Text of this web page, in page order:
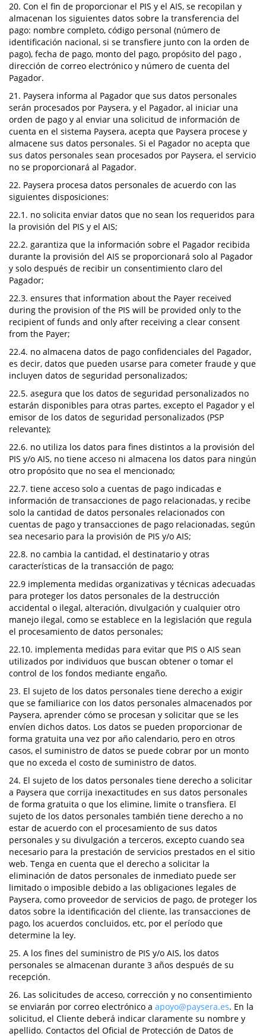
20. Con el fin de proporcionar el PIS y el AIS, se recopilan y
almacenan los siguientes datos sobre la transferencia del
pago: nombre completo, código personal (número de
identificación nacional, si se transfiere junto con la orden de
pago), fecha de pago, monto del pago, propósito del pago ,
dirección de correo electrónico y número de cuenta del
Pagador.
21. Paysera informa al Pagador que sus datos personales
serán procesados por Paysera, y el Pagador, al iniciar una
orden de pago y al enviar una solicitud de información de
cuenta en el sistema Paysera, acepta que Paysera procese y
almacene sus datos personales. Si el Pagador no acepta que
sus datos personales sean procesados por Paysera, el servicio
no se proporcionará al Pagador.
22. Paysera procesa datos personales de acuerdo con las
siguientes disposiciones:
22.1. no solicita enviar datos que no sean los requeridos para
la provisión del PIS y el AIS;
22.2. garantiza que la información sobre el Pagador recibida
durante la provisión del AIS se proporcionará solo al Pagador
y solo después de recibir un consentimiento claro del
Pagador;
22.3. ensures that information about the Payer received
during the provision of the PIS will be provided only to the
recipient of funds and only after receiving a clear consent
from the Payer;
22.4. no almacena datos de pago confidenciales del Pagador,
es decir, datos que pueden usarse para cometer fraude y que
incluyen datos de seguridad personalizados;
22.5. asegura que los datos de seguridad personalizados no
estarán disponibles para otras partes, excepto el Pagador y el
emisor de los datos de seguridad personalizados (PSP
relevante);
22.6. no utiliza los datos para fines distintos a la provisión del
PIS y/o AIS, no tiene acceso ni almacena los datos para ningún
otro propósito que no sea el mencionado;
22.7. tiene acceso solo a cuentas de pago indicadas e
información de transacciones de pago relacionadas, y recibe
solo la cantidad de datos personales relacionados con
cuentas de pago y transacciones de pago relacionadas, según
sea necesario para la provisión de PIS y/o AIS;
22.8. no cambia la cantidad, el destinatario y otras
características de la transacción de pago;
22.9 implementa medidas organizativas y técnicas adecuadas
para proteger los datos personales de la destrucción
accidental o ilegal, alteración, divulgación y cualquier otro
manejo ilegal, como se establece en la legislación que regula
el procesamiento de datos personales;
22.10. implementa medidas para evitar que PIS o AIS sean
utilizados por individuos que buscan obtener o tomar el
control de los fondos mediante engaño.
23. El sujeto de los datos personales tiene derecho a exigir
que se familiarice con los datos personales almacenados por
Paysera, aprender cómo se procesan y solicitar que se les
envíen dichos datos. Los datos se pueden proporcionar de
forma gratuita una vez por año calendario, pero en otros
casos, el suministro de datos se puede cobrar por un monto
que no exceda el costo de suministro de datos.
24. El sujeto de los datos personales tiene derecho a solicitar
a Paysera que corrija inexactitudes en sus datos personales
de forma gratuita o que los elimine, limite o transfiera. El
sujeto de los datos personales también tiene derecho a no
estar de acuerdo con el procesamiento de sus datos
personales y su divulgación a terceros, excepto cuando sea
necesario para la prestación de servicios prestados en el sitio
web. Tenga en cuenta que el derecho a solicitar la
eliminación de datos personales de inmediato puede ser
limitado o imposible debido a las obligaciones legales de
Paysera, como proveedor de servicios de pago, de proteger los
datos sobre la identificación del cliente, las transacciones de
pago, los acuerdos concluidos, etc, por el período que
determine la ley.
25. A los fines del suministro de PIS y/o AIS, los datos
personales se almacenan durante 3 años después de su
recepción.
26. Las solicitudes de acceso, corrección y no consentimiento
se enviarán por correo electrónico a apoyo@paysera.es. En la
solicitud, el Cliente deberá indicar claramente su nombre y
apellido. Contactos del Oficial de Protección de Datos de